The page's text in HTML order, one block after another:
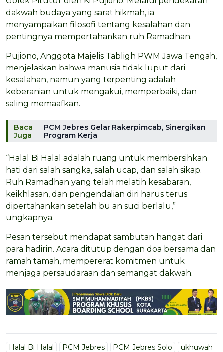
dakwah budaya yang sarat hikmah, ia
menyampaikan filosofi tentang kesalahan dan
pentingnya mempertahankan ruh Ramadhan.
Pujiono, Anggota Majelis Tabligh PWM Jawa Tengah,
menjelaskan bahwa manusia tidak luput dari
kesalahan, namun yang terpenting adalah
keberanian untuk mengakui, memperbaiki, dan
saling memaafkan.
Baca
Juga
PCM Jebres Gelar Rakerpimcab, Sinergikan
Program Kerja
“Halal Bi Halal adalah ruang untuk membersihkan
hati dari salah sangka, salah ucap, dan salah sikap.
Ruh Ramadhan yang telah melatih kesabaran,
keikhlasan, dan pengendalian diri harus terus
dipertahankan setelah bulan suci berlalu,”
ungkapnya.
Pesan tersebut mendapat sambutan hangat dari
para hadirin. Acara ditutup dengan doa bersama dan
ramah tamah, mempererat komitmen untuk
menjaga persaudaraan dan semangat dakwah.
Halal Bi Halal PCM Jebres PCM Jebres Solo
ukhuwah